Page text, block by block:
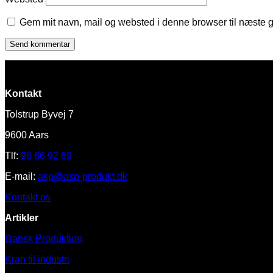
Gem mit navn, mail og websted i denne browser til næste
Kontakt
Tolstrup Byvej 7
9600 Aars
Tlf: 98 66 92 69
E-mail: asp@asp-produkt.dk
Kontakt os
Artikler
Dansk Produktion
Kran til industri